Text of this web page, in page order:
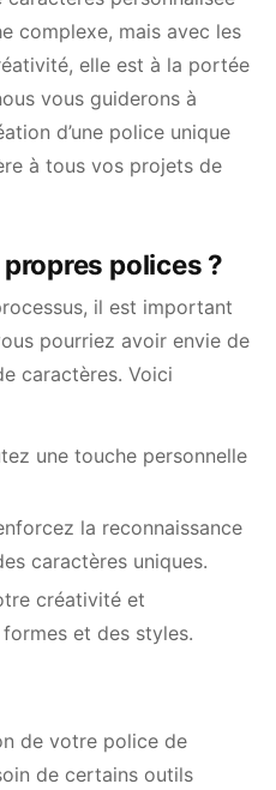
complexe, mais avec les
elle est à la portée
vous guiderons à
d’une police unique
à tous vos projets de
polices ?
il est important
pourriez avoir envie de
caractères. Voici
une touche personnelle
la reconnaissance
caractères uniques.
créativité et
et des styles.
de votre police de
de certains outils